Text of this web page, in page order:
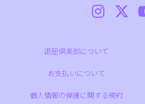
退屈倶楽部について
お支払いについて
個人情報の保護に関する規約